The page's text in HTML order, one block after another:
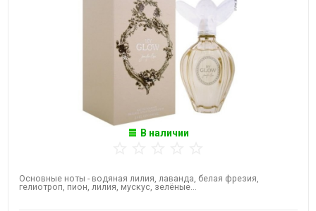
В наличии
Основные ноты - водяная лилия, лаванда, белая фрезия,
гелиотроп, пион, лилия, мускус, ​зелёные...